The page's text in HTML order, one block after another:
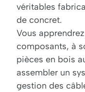
véritables
de concret.
Vous
composants, à
pièces en bois
assembler un
gestion des